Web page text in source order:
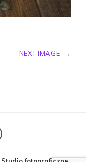
NEXT IMAGE
→